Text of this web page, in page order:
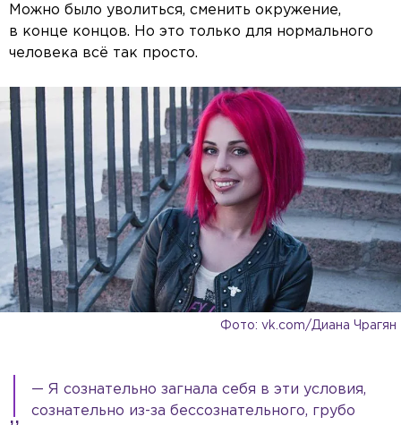
Можно было уволиться, сменить окружение,
в конце концов. Но это только для нормального
человека всё так просто.
Фото: vk.com/Диана Чрагян
— Я сознательно загнала себя в эти условия,
сознательно из-за бессознательного, грубо